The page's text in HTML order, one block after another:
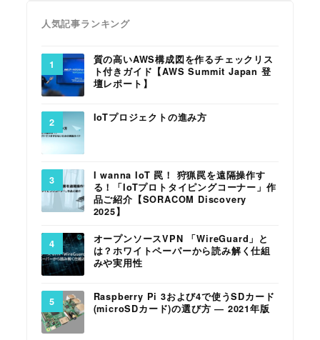
人気記事ランキング
質の高いAWS構成図を作るチェックリス
ト付きガイド【AWS Summit Japan 登
壇レポート】
IoTプロジェクトの進み方
I wanna IoT 罠！ 狩猟罠を遠隔操作す
る！「IoTプロトタイピングコーナー」作
品ご紹介【SORACOM Discovery
2025】
オープンソースVPN 「WireGuard」と
は？ホワイトペーパーから読み解く仕組
みや実用性
Raspberry Pi 3および4で使うSDカード
(microSDカード)の選び方 ― 2021年版